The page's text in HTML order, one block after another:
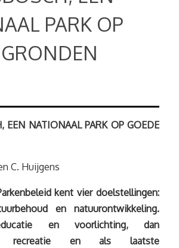
PARK OP
EEN NATIONAAL PARK OP GOEDE
C. Huijgens
kent vier doelstellingen:
en natuurontwikkeling.
en voorlichting, dan
recreatie en als laatste